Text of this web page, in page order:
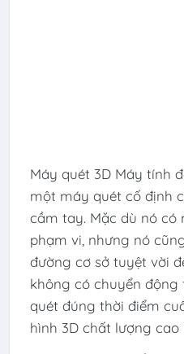
Máy quét 3D Máy tính
một máy quét cố định
cầm tay. Mặc dù nó có
phạm vi, nhưng nó
đường cơ sở tuyệt vời
không có chuyển
quét đúng thời điểm
hình 3D chất lượng cao